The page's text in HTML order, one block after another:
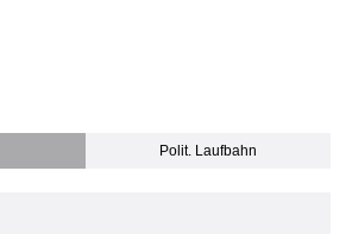
Polit. Laufbahn